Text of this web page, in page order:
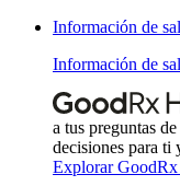
Información de
Información de
a tus preguntas
decisiones para ti
Explorar